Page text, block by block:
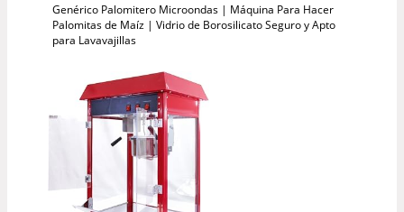
Genérico Palomitero Microondas | Máquina Para Hacer
Palomitas de Maíz | Vidrio de Borosilicato Seguro y Apto
para Lavavajillas